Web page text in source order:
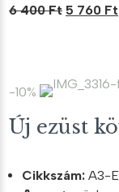
6 400Ft Original
400 Ft.
5 760 Ft
-10%
Új ezüst
Cikkszám: A3-